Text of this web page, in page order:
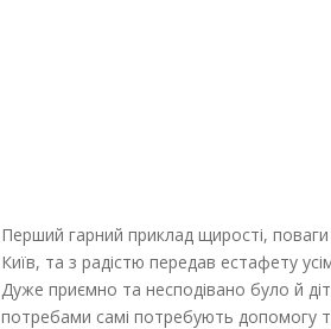
Перший гарний приклад щирості,
Київ, та з радістю передав естафету
Дуже приємно та несподівано було й
потребами самі потребують допомогу